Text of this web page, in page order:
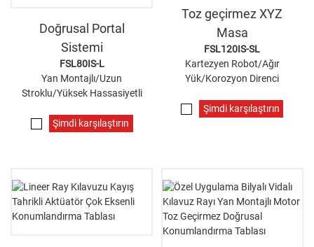
Doğrusal Portal
Sistemi
FSL80IS-L
Yan Montajlı/Uzun
Stroklu/Yüksek Hassasiyetli
Şimdi karşılaştırın
Toz geçirmez XYZ
Masa
FSL120IS-SL
Kartezyen Robot/Ağır
Yük/Korozyon Direnci
Şimdi karşılaştırın